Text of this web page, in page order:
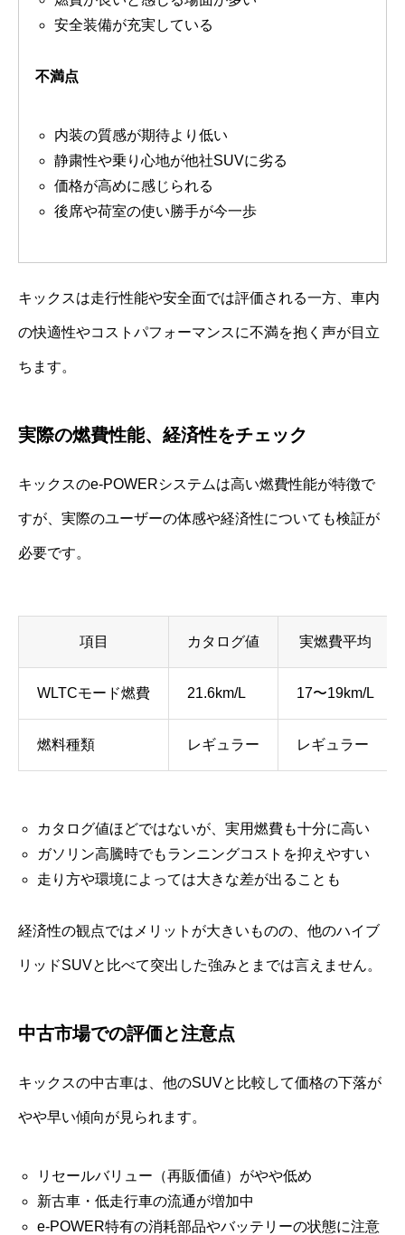
安全装備が充実している
不満点
内装の質感が期待より低い
静粛性や乗り心地が他社SUVに劣る
価格が高めに感じられる
後席や荷室の使い勝手が今一歩
キックスは走行性能や安全面では評価される一方、車内
の快適性やコストパフォーマンスに不満を抱く声が目立
ちます。
実際の燃費性能、経済性をチェック
キックスのe-POWERシステムは高い燃費性能が特徴で
すが、実際のユーザーの体感や経済性についても検証が
必要です。
項目 カタログ値 実燃費平均
WLTCモード燃費 21.6km/L 17〜19km/L
燃料種類 レギュラー レギュラー
カタログ値ほどではないが、実用燃費も十分に高い
ガソリン高騰時でもランニングコストを抑えやすい
走り方や環境によっては大きな差が出ることも
経済性の観点ではメリットが大きいものの、他のハイブ
リッドSUVと比べて突出した強みとまでは言えません。
中古市場での評価と注意点
キックスの中古車は、他のSUVと比較して価格の下落が
やや早い傾向が見られます。
リセールバリュー（再販価値）がやや低め
新古車・低走行車の流通が増加中
e-POWER特有の消耗部品やバッテリーの状態に注意